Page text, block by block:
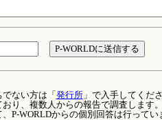
ない方は「 発行所」で入手してくだ
おり、複数人からの報告で調査します
、P-WORLDからの個別回答は行ってい